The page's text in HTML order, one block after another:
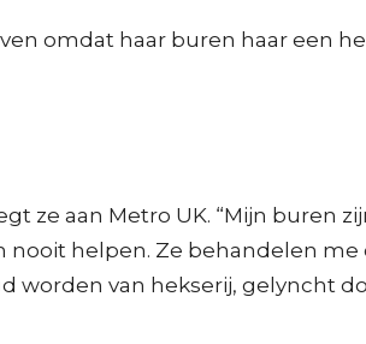
omdat haar buren haar een
ze aan Metro UK. “Mijn buren
helpen. Ze behandelen me
worden van hekserij, gelyncht